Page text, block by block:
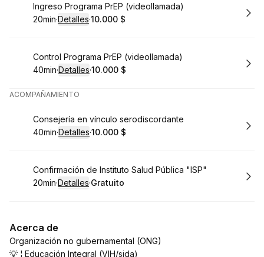
Reservar
Ingreso Programa PrEP (videollamada)
.Duración:
20min·Detalles·
.Precio:
10.000 $
Reservar
Control Programa PrEP (videollamada)
.Duración:
40min·Detalles·
.Precio:
10.000 $
ACOMPAÑAMIENTO
Reservar
Consejería en vínculo serodiscordante
.Duración:
40min·Detalles·
.Precio:
10.000 $
Reservar
Confirmación de Instituto Salud Pública "ISP"
.Duración:
20min·Detalles·
.Precio
Gratuito
Acerca de
Organización no gubernamental (ONG)
💡 ¦ Educación Integral (VIH/sida)